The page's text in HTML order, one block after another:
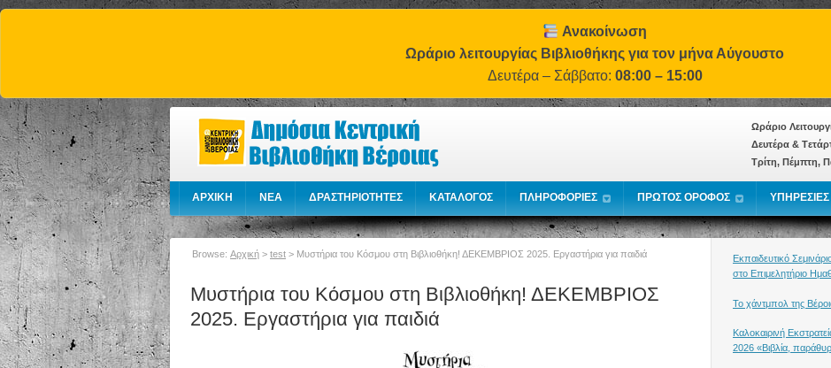
Ανακοίνωση
Ωράριο λειτουργίας Βιβλιοθήκης για τον μήνα Αύγουστο
Δευτέρα – Σάββατο: 08:00 – 15:00
Ωράριο
Δευτέρα &
Τρίτη, Πέμπτη,
ΑΡΧΙΚΗ NEA ΔΡΑΣΤΗΡΙΟΤΗΤΕΣ ΚΑΤΑΛΟΓΟΣ ΠΛΗΡΟΦΟΡΙΕΣ ΠΡΩΤΟΣ ΟΡΟΦΟΣ ΥΠΗΡΕΣΙΕΣ
Browse: Αρχική > test > Μυστήρια του Κόσμου στη Βιβλιοθήκη! ΔΕΚΕΜΒΡΙΟΣ 2025. Εργαστήρια για παιδιά
Μυστήρια του Κόσμου στη Βιβλιοθήκη! ΔΕΚΕΜΒΡΙΟΣ
2025. Εργαστήρια για παιδιά
Εκπαιδευτικό
στο Επιμελητήριο
Το χάντμπολ της
Καλοκαιρινή
2026 «Βιβλία,